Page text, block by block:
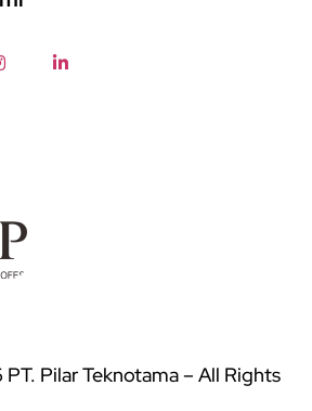
Pilar Teknotama – All Rights